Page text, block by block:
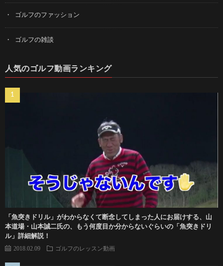
ゴルフのファッション
ゴルフの雑談
人気のゴルフ動画ランキング
「魚突きドリル」がわからなくて断念してしまった人にお届けする、山
本道場・山本誠二氏の、もう何度目か分からないぐらいの「魚突きドリ
ル」詳細解説！
2018.02.09 ゴルフのレッスン動画